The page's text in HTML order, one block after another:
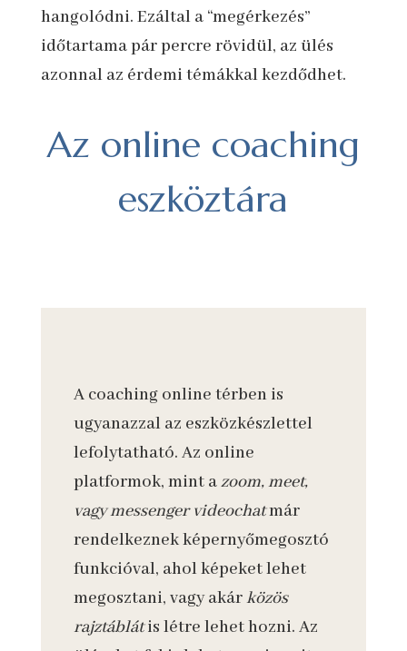
hangolódni. Ezáltal a “megérkezés”
időtartama pár percre rövidül, az ülés
azonnal az érdemi témákkal kezdődhet.
Az online coaching
eszköztára
A coaching online térben is
ugyanazzal az eszközkészlettel
lefolytatható. Az online
platformok, mint azoom, meet,
vagy messenger videochatmár
rendelkeznek képernyőmegosztó
funkcióval, ahol képeket lehet
megosztani, vagy akárközös
rajztáblátis létre lehet hozni. Az